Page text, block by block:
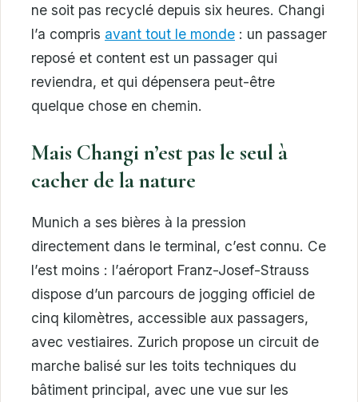
ne soit pas recyclé depuis six heures. Changi
l’a compris avant tout le monde : un passager
reposé et content est un passager qui
reviendra, et qui dépensera peut-être
quelque chose en chemin.
Mais Changi n’est pas le seul à
cacher de la nature
Munich a ses bières à la pression
directement dans le terminal, c’est connu. Ce
l’est moins : l’aéroport Franz-Josef-Strauss
dispose d’un parcours de jogging officiel de
cinq kilomètres, accessible aux passagers,
avec vestiaires. Zurich propose un circuit de
marche balisé sur les toits techniques du
bâtiment principal, avec une vue sur les